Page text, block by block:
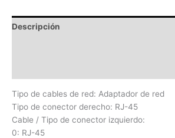
Descripción
Tipo de cables de red: Adaptador de red
Tipo de conector derecho: RJ-45
Cable / Tipo de conector izquierdo:
0: RJ-45